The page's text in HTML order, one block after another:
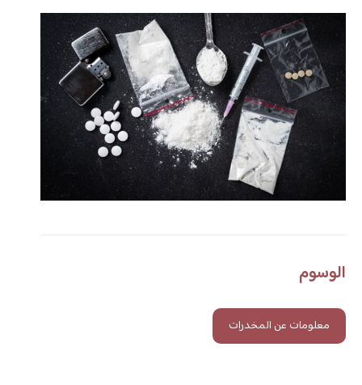
الوسوم
معلومات عن المخدرات